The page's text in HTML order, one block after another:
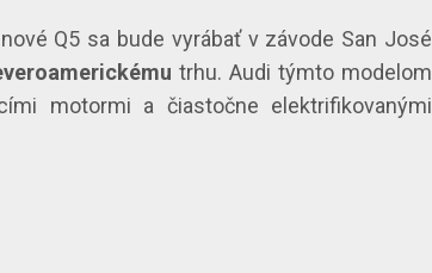
Q5 sa bude vyrábať v závode San José
trhu. Audi týmto modelom
motormi a čiastočne elektrifikovanými